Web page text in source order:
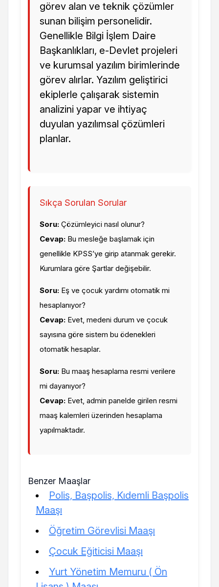
görev alan ve teknik çözümler
sunan bilişim personelidir.
Genellikle Bilgi İşlem Daire
Başkanlıkları, e-Devlet projeleri
ve kurumsal yazılım birimlerinde
görev alırlar. Yazılım geliştirici
ekiplerle çalışarak sistemin
analizini yapar ve ihtiyaç
duyulan yazılımsal çözümleri
planlar.
Sıkça Sorulan Sorular
Soru: Çözümleyici nasıl olunur?
Cevap: Bu mesleğe başlamak için
genellikle KPSS’ye girip atanmak gerekir.
Kurumlara göre Şartlar değişebilir.
Soru: Eş ve çocuk yardımı otomatik mi
hesaplanıyor?
Cevap: Evet, medeni durum ve çocuk
sayısına göre sistem bu ödenekleri
otomatik hesaplar.
Soru: Bu maaş hesaplama resmi verilere
mi dayanıyor?
Cevap: Evet, admin panelde girilen resmi
maaş kalemleri üzerinden hesaplama
yapılmaktadır.
Benzer Maaşlar
Polis, Başpolis, Kıdemli Başpolis
Maaşı
Öğretim Görevlisi Maaşı
Çocuk Eğiticisi Maaşı
Yurt Yönetim Memuru ( Ön